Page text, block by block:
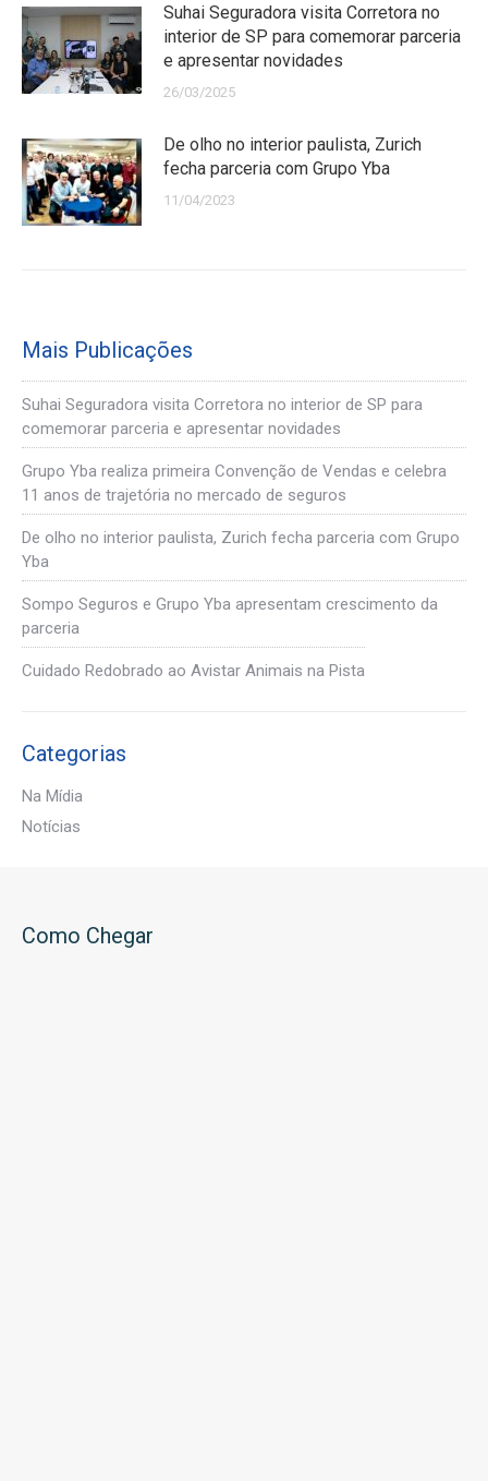
Suhai Seguradora visita Corretora no
interior de SP para comemorar parceria
e apresentar novidades
26/03/2025
De olho no interior paulista, Zurich
fecha parceria com Grupo Yba
11/04/2023
Mais Publicações
Suhai Seguradora visita Corretora no interior de SP para
comemorar parceria e apresentar novidades
Grupo Yba realiza primeira Convenção de Vendas e celebra
11 anos de trajetória no mercado de seguros
De olho no interior paulista, Zurich fecha parceria com Grupo
Yba
Sompo Seguros e Grupo Yba apresentam crescimento da
parceria
Cuidado Redobrado ao Avistar Animais na Pista
Categorias
Na Mídia
Notícias
Como Chegar